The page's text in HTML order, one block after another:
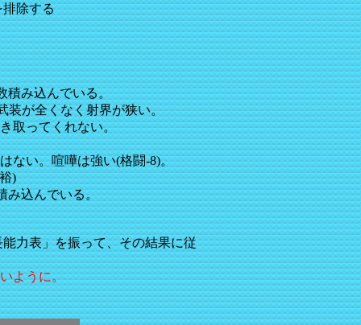
排除する
積み込んでいる。
装が全くなく射界が狭い。
取ってくれない。
ない。喧嘩は強い(格闘-8)。
)
み込んでいる。
力表」を振って、その結果に従
ように。